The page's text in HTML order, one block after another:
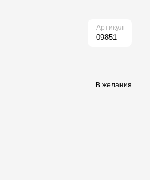
Артикул
09851
В желания